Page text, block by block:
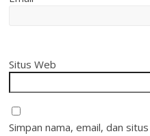
Situs Web
Simpan nama, email, dan